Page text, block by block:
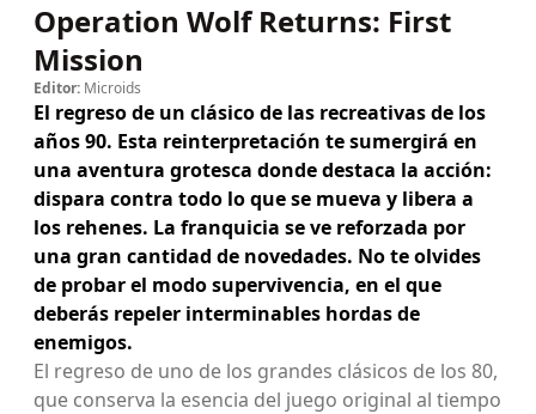
Operation Wolf Returns: First
Mission
Editor: Microids
El regreso de un clásico de las recreativas de los
años 90. Esta reinterpretación te sumergirá en
una aventura grotesca donde destaca la acción:
dispara contra todo lo que se mueva y libera a
los rehenes. La franquicia se ve reforzada por
una gran cantidad de novedades. No te olvides
de probar el modo supervivencia, en el que
deberás repeler interminables hordas de
enemigos.
El regreso de uno de los grandes clásicos de los 80,
que conserva la esencia del juego original al tiempo